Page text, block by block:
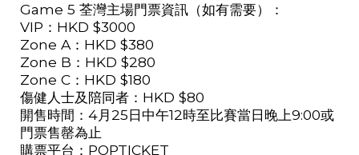
Game 5 荃灣主場門票資訊（如有需要）：
VIP ： HKD $3000
Zone A： HKD $380
Zone B ： HKD $280
Zone C ： HKD $180
傷健人士及陪同者： HKD $80
開售時間： 4月25日中午12時至比賽當日晚上9:00或
門票售罄為止
購票平台： POPTICKET